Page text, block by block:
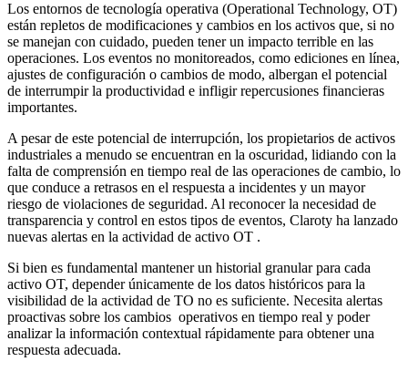
Los entornos de tecnología operativa (Operational Technology, OT)
están repletos de modificaciones y cambios en los activos que, si no
se manejan con cuidado, pueden tener un impacto terrible en las
operaciones. Los eventos no monitoreados, como ediciones en línea,
ajustes de configuración o cambios de modo, albergan el potencial
de interrumpir la productividad e infligir repercusiones financieras
importantes.
A pesar de este potencial de interrupción, los propietarios de activos
industriales a menudo se encuentran en la oscuridad, lidiando con la
falta de comprensión en tiempo real de las operaciones de cambio, lo
que conduce a retrasos en el respuesta a incidentes y un mayor
riesgo de violaciones de seguridad. Al reconocer la necesidad de
transparencia y control en estos tipos de eventos, Claroty ha lanzado
nuevas alertas en la actividad de activo OT .
Si bien es fundamental mantener un historial granular para cada
activo OT, depender únicamente de los datos históricos para la
visibilidad de la actividad de TO no es suficiente. Necesita alertas
proactivas sobre los cambios operativos en tiempo real y poder
analizar la información contextual rápidamente para obtener una
respuesta adecuada.